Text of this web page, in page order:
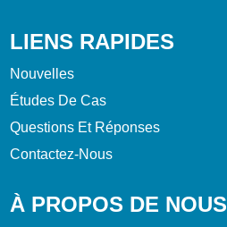
LIENS RAPIDES
Nouvelles
Études De Cas
Questions Et Réponses
Contactez-Nous
À PROPOS DE NOUS